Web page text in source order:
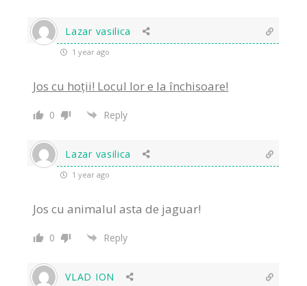
Lazar vasilica
1 year ago
Jos cu hoții! Locul lor e la închisoare!
0 Reply
Lazar vasilica
1 year ago
Jos cu animalul asta de jaguar!
0 Reply
VLAD ION